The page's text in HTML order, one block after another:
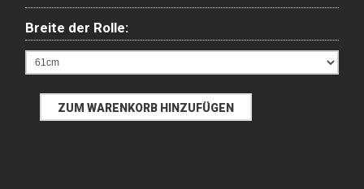
Breite der Rolle: